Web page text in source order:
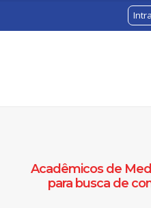
Acadêmicos de
para busca de